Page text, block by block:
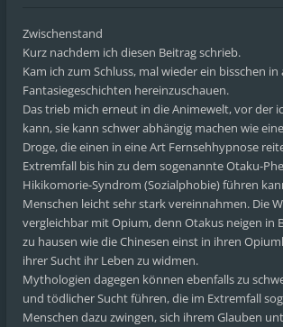
Zwischenstand
Kurz nachdem ich diesen Beitrag schrieb.
Kam ich zum Schluss, mal wieder ein bisschen
Fantasiegeschichten hereinzuschauen.
Das trieb mich erneut in die Animewelt, vor der
kann, sie kann schwer abhängig machen wie
Droge, die einen in eine Art Fernsehhypnose
Extremfall bis hin zu dem sogenannte Otaku-
Hikikomorie-Syndrom (Sozialphobie) führen
Menschen leicht sehr stark vereinnahmen. Die
vergleichbar mit Opium, denn Otakus neigen in
zu hausen wie die Chinesen einst in ihren
ihrer Sucht ihr Leben zu widmen.
Mythologien dagegen können ebenfalls zu
und tödlicher Sucht führen, die im Extremfall
Menschen dazu zwingen, sich ihrem Glauben